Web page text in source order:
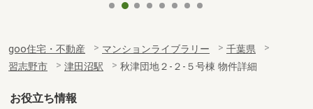
goo住宅・不動産 マンションライブラリー
千葉県
習志野市
津田沼駅 秋津団地２-２-５号棟 物件詳細
お役立ち情報